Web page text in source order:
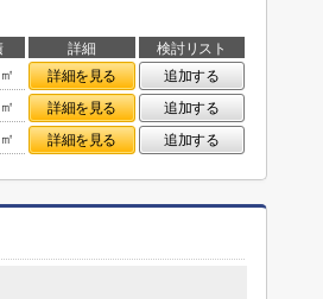
詳細
検討リスト
詳細を見る
追加する
詳細を見る
追加する
詳細を見る 追加する